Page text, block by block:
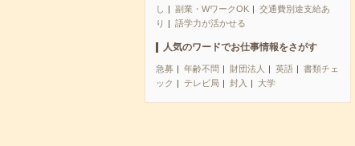
し
副業・WワークOK
交通費別途支給あ
り
語学力が活かせる
人気のワードでお仕事情報をさがす
急募 年齢不問 財団法人 英語
書類チェ
ック
テレビ局 封入 大学